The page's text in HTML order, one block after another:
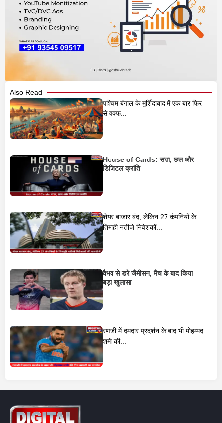
Also Read
पश्चिम बंगाल के मुर्शिदाबाद में एक बार फिर
से वक्फ...
House of Cards: सत्ता, छल और
डिजिटल क्रांति
शेयर बाजार बंद, लेकिन 27 कंपनियों के
तिमाही नतीजे निवेशकों...
वैभव से डरे जैमीसन, मैच के बाद किया
बड़ा खुलासा
रणजी में दमदार प्रदर्शन के बाद भी मोहम्मद
शमी की...